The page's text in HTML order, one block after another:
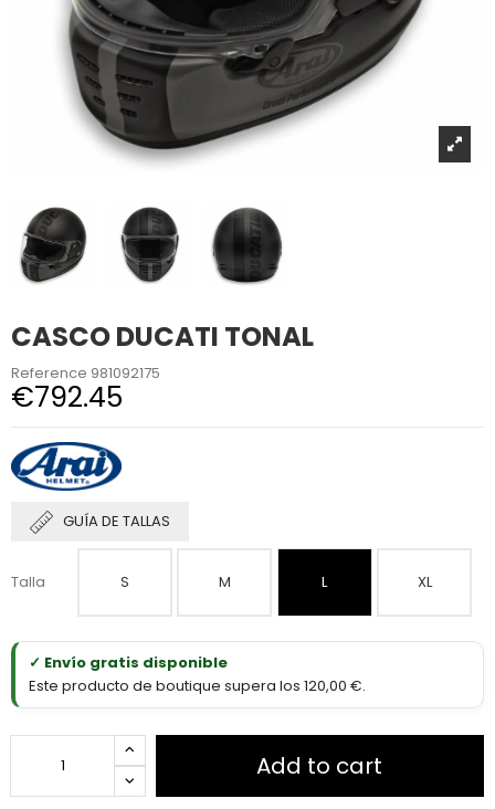
CASCO DUCATI TONAL
Reference 981092175
€792.45
GUÍA DE TALLAS
Talla S M L XL
✓ Envío gratis disponible
Este producto de boutique supera los 120,00 €.
Add to cart